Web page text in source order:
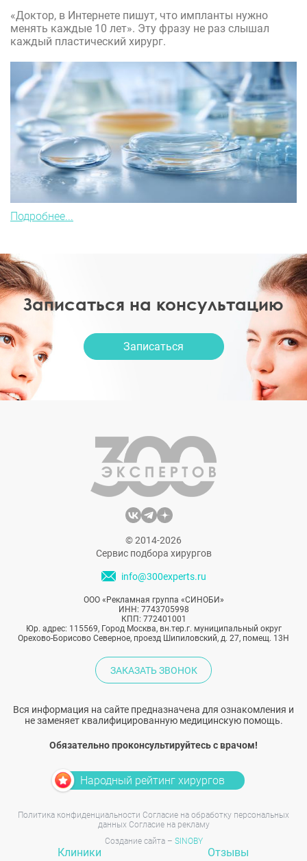
«Доктор, в Интернете пишут, что импланты нужно
менять каждые 10 лет». Эту фразу не раз слышал
каждый пластический хирург.
Подробнее...
Записаться на консультацию
Записаться
© 2014-2026
Сервис подбора хирургов
info@300experts.ru
ООО «Рекламная группа «СИНОБИ»
ИНН: 7743705998
КПП: 772401001
Юр. адрес: 115569, Город Москва, вн.тер.г. муниципальный округ
Орехово-Борисово Северное, проезд Шипиловский, д. 27, помещ. 13Н
ЗАКАЗАТЬ ЗВОНОК
Вся информация на сайте предназначена для ознакомления и
не заменяет квалифицированную медицинскую помощь.
Обязательно проконсультируйтесь с врачом!
Народный рейтинг хирургов
Политика конфиденциальности Согласие на обработку персональных
данных Согласие на рекламу
Создание сайта – SINOBY
Клиники Отзывы